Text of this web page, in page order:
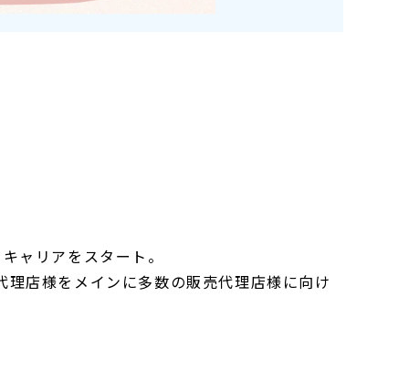
ャリアをスタート。
店様をメインに多数の販売代理店様に向け